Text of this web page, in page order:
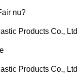
nu?
Products Co.,
Products Co.,